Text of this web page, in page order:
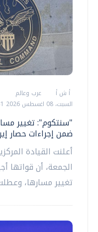
أ ش أ
عرب وعالم
السبت، 08 اغسطس 2026 06:31 ص
ضمن إجراءات حصار
أعلنت القيادة
تغيير مسارها،